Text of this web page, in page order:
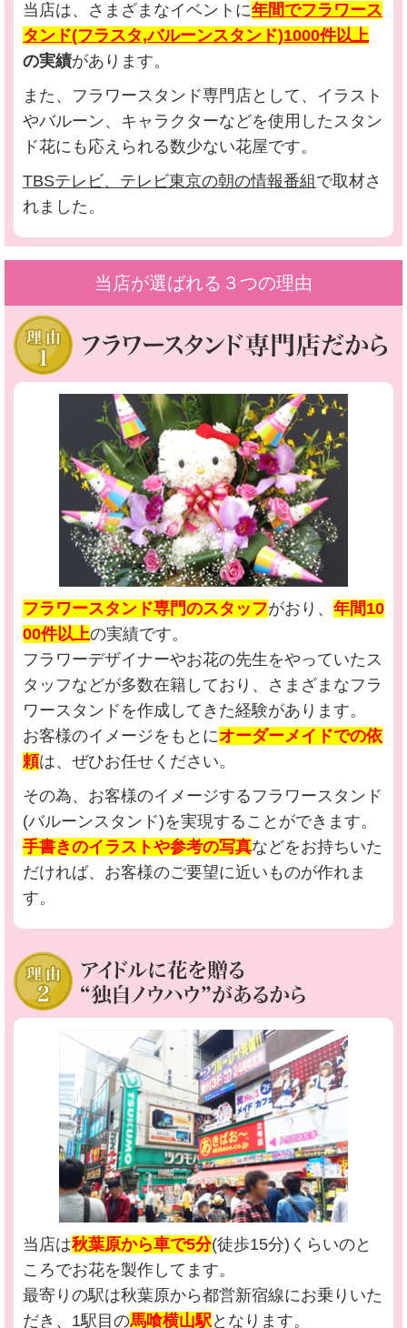
当店は、さまざまなイベントに年間でフラワース
タンド(フラスタ,バルーンスタンド)1000件以上
の実績があります。
また、フラワースタンド専門店として、イラスト
やバルーン、キャラクターなどを使用したスタン
ド花にも応えられる数少ない花屋です。
TBSテレビ、テレビ東京の朝の情報番組 で取材さ
れました。
当店が選ばれる３つの理由
フラワースタンド専門のスタッフがおり、 年間10
00件以上の実績です。
フラワーデザイナーやお花の先生をやっていたス
タッフなどが多数在籍しており、さまざまなフラ
ワースタンドを作成してきた経験があります。
お客様のイメージをもとにオーダーメイドでの依
頼は、ぜひお任せください。
その為、お客様のイメージするフラワースタンド
(バルーンスタンド)を実現することができます。
手書きのイラストや参考の写真などをお持ちいた
だければ、お客様のご要望に近いものが作れま
す。
当店は秋葉原から車で5分(徒歩15分)くらいのと
ころでお花を製作してます。
最寄りの駅は秋葉原から都営新宿線にお乗りいた
だき、1駅目の馬喰横山駅となります。